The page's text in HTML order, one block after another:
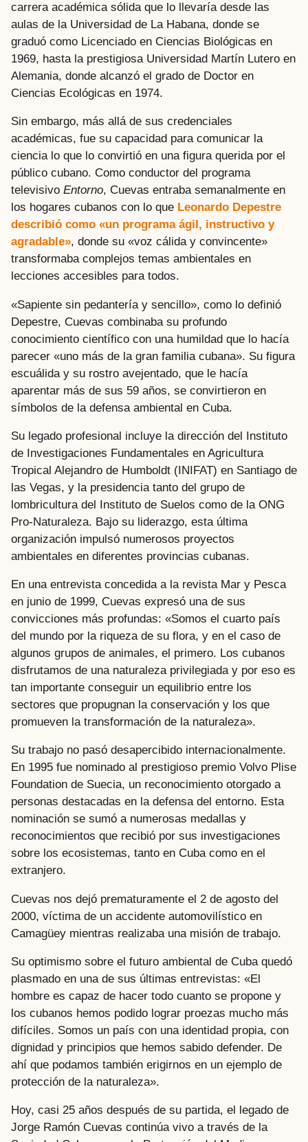
carrera académica sólida que lo llevaría desde las
aulas de la Universidad de La Habana, donde se
graduó como Licenciado en Ciencias Biológicas en
1969, hasta la prestigiosa Universidad Martín Lutero en
Alemania, donde alcanzó el grado de Doctor en
Ciencias Ecológicas en 1974.
Sin embargo, más allá de sus credenciales
académicas, fue su capacidad para comunicar la
ciencia lo que lo convirtió en una figura querida por el
público cubano. Como conductor del programa
televisivo Entorno, Cuevas entraba semanalmente en
los hogares cubanos con lo que Leonardo Depestre
describió como «un programa ágil, instructivo y
agradable», donde su «voz cálida y convincente»
transformaba complejos temas ambientales en
lecciones accesibles para todos.
«Sapiente sin pedantería y sencillo», como lo definió
Depestre, Cuevas combinaba su profundo
conocimiento científico con una humildad que lo hacía
parecer «uno más de la gran familia cubana». Su figura
escuálida y su rostro avejentado, que le hacía
aparentar más de sus 59 años, se convirtieron en
símbolos de la defensa ambiental en Cuba.
Su legado profesional incluye la dirección del Instituto
de Investigaciones Fundamentales en Agricultura
Tropical Alejandro de Humboldt (INIFAT) en Santiago de
las Vegas, y la presidencia tanto del grupo de
lombricultura del Instituto de Suelos como de la ONG
Pro-Naturaleza. Bajo su liderazgo, esta última
organización impulsó numerosos proyectos
ambientales en diferentes provincias cubanas.
En una entrevista concedida a la revista Mar y Pesca
en junio de 1999, Cuevas expresó una de sus
convicciones más profundas: «Somos el cuarto país
del mundo por la riqueza de su flora, y en el caso de
algunos grupos de animales, el primero. Los cubanos
disfrutamos de una naturaleza privilegiada y por eso es
tan importante conseguir un equilibrio entre los
sectores que propugnan la conservación y los que
promueven la transformación de la naturaleza».
Su trabajo no pasó desapercibido internacionalmente.
En 1995 fue nominado al prestigioso premio Volvo Plise
Foundation de Suecia, un reconocimiento otorgado a
personas destacadas en la defensa del entorno. Esta
nominación se sumó a numerosas medallas y
reconocimientos que recibió por sus investigaciones
sobre los ecosistemas, tanto en Cuba como en el
extranjero.
Cuevas nos dejó prematuramente el 2 de agosto del
2000, víctima de un accidente automovilístico en
Camagüey mientras realizaba una misión de trabajo.
Su optimismo sobre el futuro ambiental de Cuba quedó
plasmado en una de sus últimas entrevistas: «El
hombre es capaz de hacer todo cuanto se propone y
los cubanos hemos podido lograr proezas mucho más
difíciles. Somos un país con una identidad propia, con
dignidad y principios que hemos sabido defender. De
ahí que podamos también erigirnos en un ejemplo de
protección de la naturaleza».
Hoy, casi 25 años después de su partida, el legado de
Jorge Ramón Cuevas continúa vivo a través de la